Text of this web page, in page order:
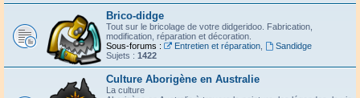
Brico-didge
Tout sur le bricolage de votre didgeridoo. Fabrication,
modification, réparation et décoration.
Sous-forums :
Entretien et réparation,
Sandidge
Sujets : 1422
Culture Aborigène en Australie
La culture